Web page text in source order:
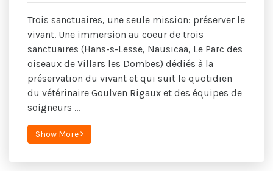
Trois sanctuaires, une seule mission: préserver le
vivant. Une immersion au coeur de trois
sanctuaires (Hans-s-Lesse, Nausicaa, Le Parc des
oiseaux de Villars les Dombes) dédiés à la
préservation du vivant et qui suit le quotidien
du vétérinaire Goulven Rigaux et des équipes de
soigneurs ...
Show More